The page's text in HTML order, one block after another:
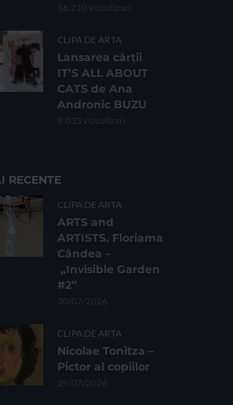
16.210 vizualizari
CLIPA DE ARTA
Lansarea cărții
IT’S ALL ABOUT
CATS de Ana
Andronic BUZU
8.033 vizualizari
RECENTE
CLIPA DE ARTA
ARTS and
ARTISTS. Floriama
Cândea –
„Invisible Garden
#2”
30/07/2026
CLIPA DE ARTA
Nicolae Tonitza –
Pictor al copiilor
29/07/2026